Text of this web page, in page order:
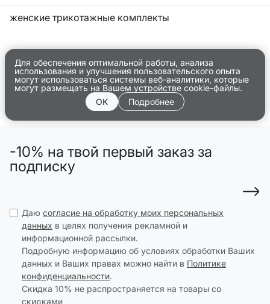
женские трикотажные комплекты
Для обеспечения оптимальной работы, анализа
использования и улучшения пользовательского опыта
могут использоваться системы веб-аналитики, которые
могут размещать на Вашем устройстве cookie-файлы.
OK
Подробнее
-10% на твой первый заказ за
подписку
Даю согласие на обработку моих персональных
данных в целях получения рекламной и
информационной рассылки.
Подробную информацию об условиях обработки Ваших
данных и Ваших правах можно найти в Политике
конфиденциальности.
Скидка 10% не распространяется на товары со
скидками